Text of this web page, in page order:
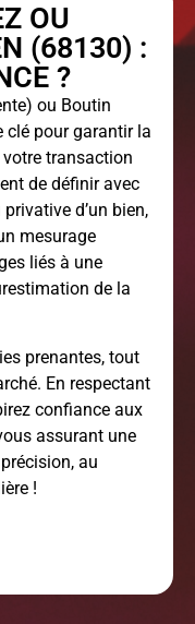
OU
(68130) :
?
ou Boutin
clé pour garantir la
transaction
de définir avec
d’un bien,
mesurage
liés à une
de la
prenantes, tout
En respectant
confiance aux
assurant une
au
!